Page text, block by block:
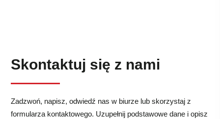
Skontaktuj się z nami
Zadzwoń, napisz, odwiedź nas w biurze lub skorzystaj z
formularza kontaktowego. Uzupełnij podstawowe dane i opisz